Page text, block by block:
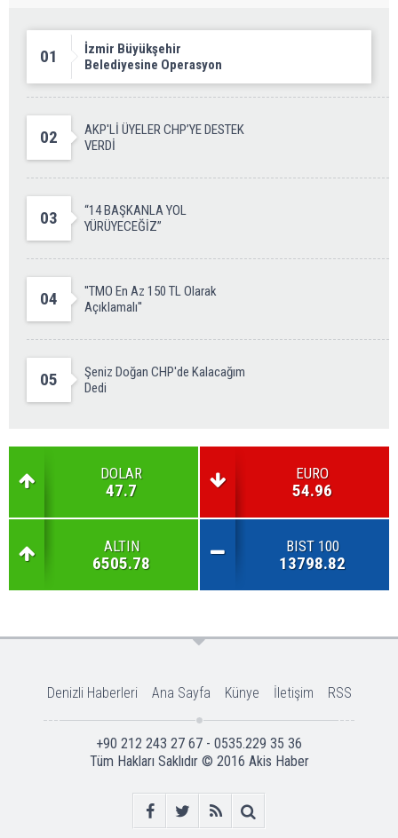
01
İzmir Büyükşehir
Belediyesine Operasyon
02
AKP'Lİ ÜYELER CHP’YE DESTEK
VERDİ
03
“14 BAŞKANLA YOL
YÜRÜYECEĞİZ”
04
''TMO En Az 150 TL Olarak
Açıklamalı''
05
Şeniz Doğan CHP'de Kalacağım
Dedi
DOLAR
47.7
EURO
54.96
ALTIN
6505.78
BIST 100
13798.82
Denizli Haberleri Ana Sayfa Künye İletişim RSS
+90 212 243 27 67 - 0535.229 35 36
Tüm Hakları Saklıdır © 2016 Akis Haber